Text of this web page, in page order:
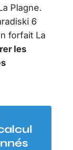
Plagne.
6
forfait La
les